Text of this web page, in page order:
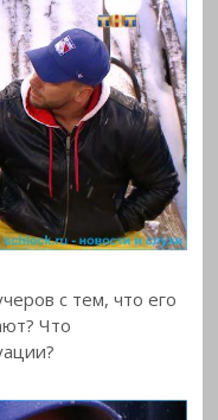
с тем, что его
Что